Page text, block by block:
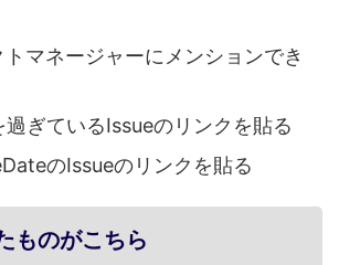
マネージャーにメンションでき
ぎているIssueのリンクを貼る
のIssueのリンクを貼る
ものがこちら